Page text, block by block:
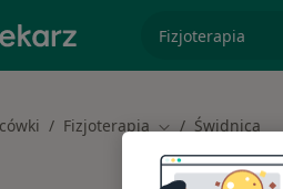
specjalizacja,
Fizjoterapia Zmień miasto
Świdnica